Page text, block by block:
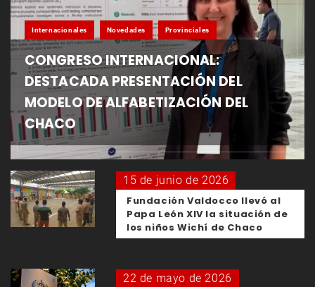
Internacionales Novedades Provinciales
CONGRESO INTERNACIONAL:
DESTACADA PRESENTACIÓN DEL
MODELO DE ALFABETIZACIÓN DEL
CHACO
15 de junio de 2026
Fundación Valdocco llevó al
Papa León XIV la situación de
los niños Wichí de Chaco
22 de mayo de 2026